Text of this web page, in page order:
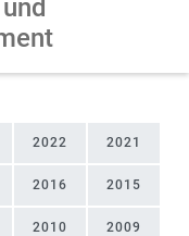
2022 2021
2016 2015
2010 2009